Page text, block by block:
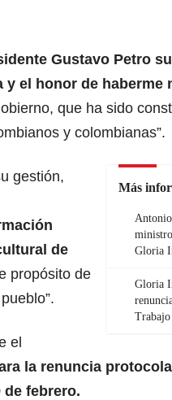
Gustavo Petro
el honor de haberme
que ha sido
y colombianas”.
Más
Gloria
Gloria
Trabajo
gestión,
de
propósito de
el
la renuncia
febrero.